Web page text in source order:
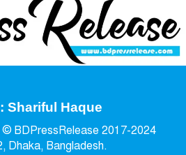
Shariful Haque
© BDPressRelease 2017-2024
Dhaka, Bangladesh.